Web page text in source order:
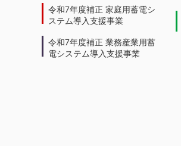
令和7年度補正 家庭用蓄電シ
ステム導入支援事業
令和7年度補正 業務産業用蓄
電システム導入支援事業